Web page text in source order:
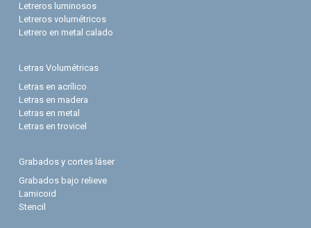
Letreros luminosos
Letreros volumétricos
Letrero en metal calado
Letras Volumétricas
Letras en acrílico
Letras en madera
Letras en metal
Letras en trovicel
Grabados y cortes láser
Grabados bajo relieve
Lamicoid
Stencil